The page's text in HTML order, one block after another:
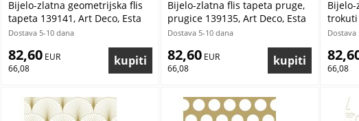
Bijelo-zlatna geometrijska flis
tapeta 139141, Art Deco, Esta
Dostava 5-10 dana
82,60 EUR
66,08
Bijelo-zlatna flis tapeta pruge,
prugice 139135, Art Deco, Esta
Dostava 5-10 dana
82,60 EUR
66,08
trokuti
Esta
Dostava
66,08